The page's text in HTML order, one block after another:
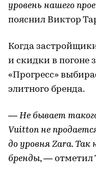
уровень нашего
пояснил Виктор
Когда
и скидки в погоне
«Прогресс»
элитного бренда.
— Не бывает
Vuitton не
до уровня Zara.
бренды, — отметил